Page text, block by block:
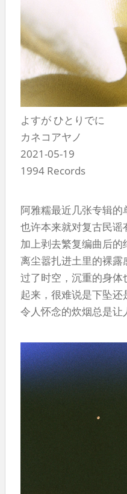
よすが ひとりでに
カネコアヤノ
2021-05-19
1994 Records
阿雅糯最近几张专辑的
也许本来就对复古民
加上剥去繁复编曲后
离尘嚣扎进土里的裸
过了时空，沉重的身
起来，很难说是下坠
令人怀念的炊烟总是让